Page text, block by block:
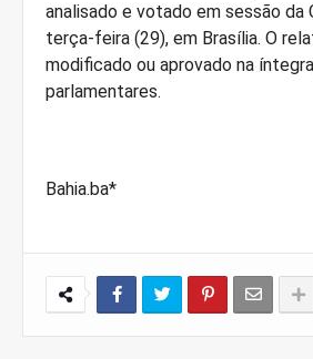
analisado e votado em sessão da
terça-feira (29), em Brasília. O
modificado ou aprovado na
parlamentares.
Bahia.ba*